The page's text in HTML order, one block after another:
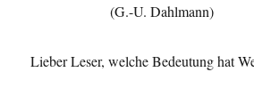
(G.-U. Dahlmann)
Lieber Leser, welche Bedeutung hat